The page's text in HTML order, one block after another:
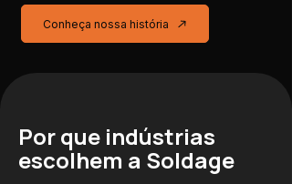
Conheça nossa história
Por que indústrias
escolhem a Soldage